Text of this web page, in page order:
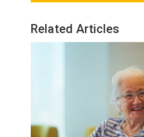
Related Articles